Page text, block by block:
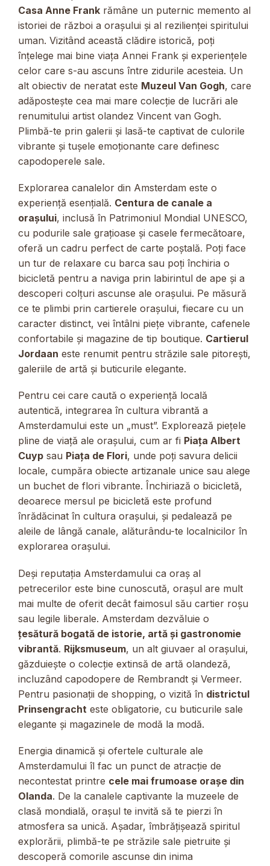
Casa Anne Frank rămâne un puternic memento al
istoriei de război a orașului și al rezilienței spiritului
uman. Vizitând această clădire istorică, poți
înțelege mai bine viața Annei Frank și experiențele
celor care s-au ascuns între zidurile acesteia. Un
alt obiectiv de neratat este Muzeul Van Gogh, care
adăpostește cea mai mare colecție de lucrări ale
renumitului artist olandez Vincent van Gogh.
Plimbă-te prin galerii și lasă-te captivat de culorile
vibrante și tușele emoționante care definesc
capodoperele sale.
Explorarea canalelor din Amsterdam este o
experiență esențială. Centura de canale a
orașului, inclusă în Patrimoniul Mondial UNESCO,
cu podurile sale grațioase și casele fermecătoare,
oferă un cadru perfect de carte poștală. Poți face
un tur de relaxare cu barca sau poți închiria o
bicicletă pentru a naviga prin labirintul de ape și a
descoperi colțuri ascunse ale orașului. Pe măsură
ce te plimbi prin cartierele orașului, fiecare cu un
caracter distinct, vei întâlni piețe vibrante, cafenele
confortabile și magazine de tip boutique. Cartierul
Jordaan este renumit pentru străzile sale pitorești,
galeriile de artă și buticurile elegante.
Pentru cei care caută o experiență locală
autentică, integrarea în cultura vibrantă a
Amsterdamului este un „must”. Explorează piețele
pline de viață ale orașului, cum ar fi Piața Albert
Cuyp sau Piața de Flori, unde poți savura delicii
locale, cumpăra obiecte artizanale unice sau alege
un buchet de flori vibrante. Închiriază o bicicletă,
deoarece mersul pe bicicletă este profund
înrădăcinat în cultura orașului, și pedalează pe
aleile de lângă canale, alăturându-te localnicilor în
explorarea orașului.
Deși reputația Amsterdamului ca oraș al
petrecerilor este bine cunoscută, orașul are mult
mai multe de oferit decât faimosul său cartier roșu
sau legile liberale. Amsterdam dezvăluie o
țesătură bogată de istorie, artă și gastronomie
vibrantă. Rijksmuseum, un alt giuvaer al orașului,
găzduiește o colecție extinsă de artă olandeză,
incluzând capodopere de Rembrandt și Vermeer.
Pentru pasionații de shopping, o vizită în districtul
Prinsengracht este obligatorie, cu buticurile sale
elegante și magazinele de modă la modă.
Energia dinamică și ofertele culturale ale
Amsterdamului îl fac un punct de atracție de
necontestat printre cele mai frumoase orașe din
Olanda. De la canalele captivante la muzeele de
clasă mondială, orașul te invită să te pierzi în
atmosfera sa unică. Așadar, îmbrățișează spiritul
explorării, plimbă-te pe străzile sale pietruite și
descoperă comorile ascunse din inima